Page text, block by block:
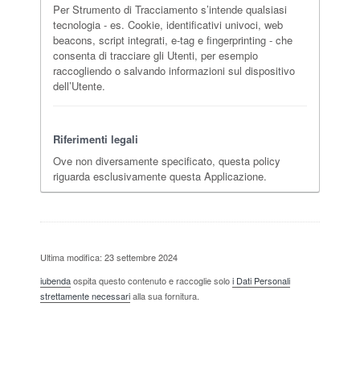
Per Strumento di Tracciamento s’intende qualsiasi
tecnologia - es. Cookie, identificativi univoci, web
beacons, script integrati, e-tag e fingerprinting - che
consenta di tracciare gli Utenti, per esempio
raccogliendo o salvando informazioni sul dispositivo
dell’Utente.
Riferimenti legali
Ove non diversamente specificato, questa policy
riguarda esclusivamente questa Applicazione.
Ultima modifica: 23 settembre 2024
iubendaospita questo contenuto e raccoglie soloi Dati Personali
strettamente necessarialla sua fornitura.